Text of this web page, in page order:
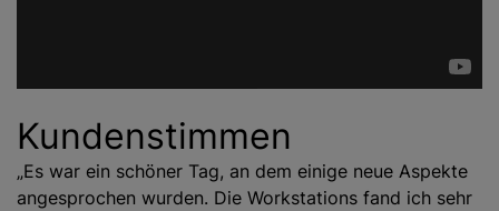
Kundenstimmen
„Es war ein schöner Tag, an dem einige neue Aspekte
angesprochen wurden. Die Workstations fand ich sehr